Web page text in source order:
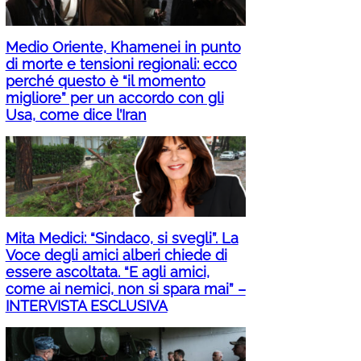
Medio Oriente, Khamenei in punto
di morte e tensioni regionali: ecco
perché questo è “il momento
migliore” per un accordo con gli
Usa, come dice l’Iran
Mita Medici: “Sindaco, si svegli”. La
Voce degli amici alberi chiede di
essere ascoltata. “E agli amici,
come ai nemici, non si spara mai” –
INTERVISTA ESCLUSIVA